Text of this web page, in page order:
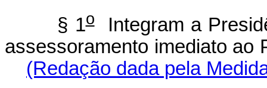
§ 1oIntegram a
assessoramento
(Redação dada pela